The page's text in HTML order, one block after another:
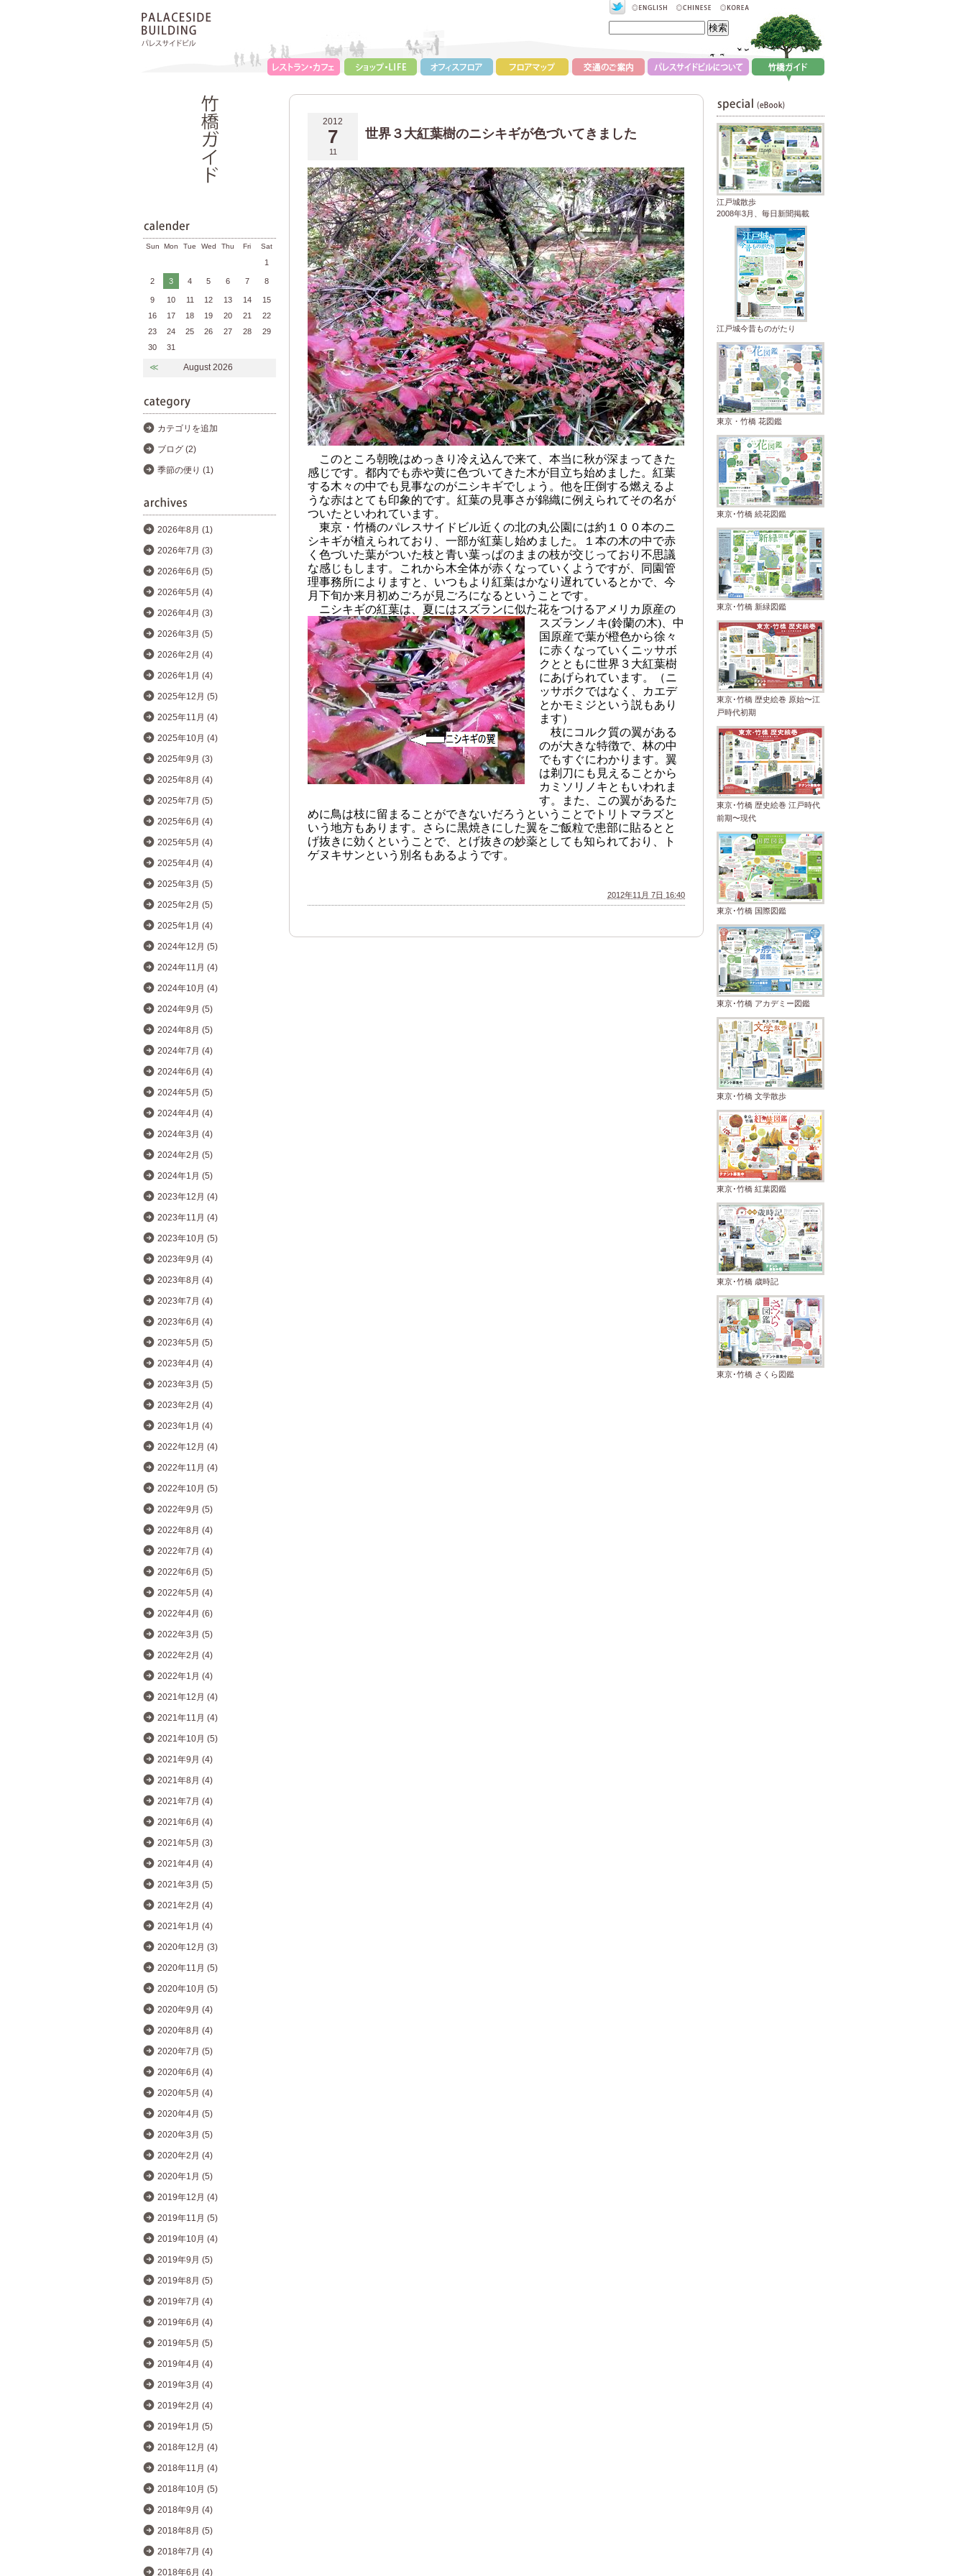
2012
7
11
世界３大紅葉樹のニシキギが色づいてきました
このところ朝晩はめっきり冷え込んで来て、本当に秋が深まってきた
感じです。都内でも赤や黄に色づいてきた木が目立ち始めました。紅葉
する木々の中でも見事なのがニシキギでしょう。他を圧倒する燃えるよ
うな赤はとても印象的です。紅葉の見事さが錦織に例えられてその名が
ついたといわれています。
東京・竹橋のパレスサイドビル近くの北の丸公園には約１００本のニ
シキギが植えられており、一部が紅葉し始めました。１本の木の中で赤
く色づいた葉がついた枝と青い葉っぱのままの枝が交じっており不思議
な感じもします。これから木全体が赤くなっていくようですが、同園管
理事務所によりますと、いつもより紅葉はかなり遅れているとかで、今
月下旬か来月初めごろが見ごろになるということです。
ニシキギの紅葉は、夏にはスズランに似た花をつけるアメリカ原産の
スズランノキ(鈴蘭の木)、中
国原産で葉が橙色から徐々
に赤くなっていくニッサボ
クとともに世界３大紅葉樹
にあげられています。（ニ
ッサボクではなく、カエデ
とかモミジという説もあり
ます）
枝にコルク質の翼がある
のが大きな特徴で、林の中
でもすぐにわかります。翼
は剃刀にも見えることから
カミソリノキともいわれま
す。また、この翼があるた
めに鳥は枝に留まることができないだろうということでトリトマラズと
いう地方もあります。さらに黒焼きにした翼をご飯粒で患部に貼るとと
げ抜きに効くということで、とげ抜きの妙薬としても知られており、ト
ゲヌキサンという別名もあるようです。
2012年11月 7日 16:40
Sun Mon Tue Wed Thu Fri Sat
1
2 3 4 5 6 7 8
9 10 11 12 13 14
15
16
17 18 19 20 21
22
23
24 25 26 27 28
29
30
31
≪ August 2026
カテゴリを追加
ブログ (2)
季節の便り (1)
2026年8月 (1)
2026年7月 (3)
2026年6月 (5)
2026年5月 (4)
2026年4月 (3)
2026年3月 (5)
2026年2月 (4)
2026年1月 (4)
2025年12月 (5)
2025年11月 (4)
2025年10月 (4)
2025年9月 (3)
2025年8月 (4)
2025年7月 (5)
2025年6月 (4)
2025年5月 (4)
2025年4月 (4)
2025年3月 (5)
2025年2月 (5)
2025年1月 (4)
2024年12月 (5)
2024年11月 (4)
2024年10月 (4)
2024年9月 (5)
2024年8月 (5)
2024年7月 (4)
2024年6月 (4)
2024年5月 (5)
2024年4月 (4)
2024年3月 (4)
2024年2月 (5)
2024年1月 (5)
2023年12月 (4)
2023年11月 (4)
2023年10月 (5)
2023年9月 (4)
2023年8月 (4)
2023年7月 (4)
2023年6月 (4)
2023年5月 (5)
2023年4月 (4)
2023年3月 (5)
2023年2月 (4)
2023年1月 (4)
2022年12月 (4)
2022年11月 (4)
2022年10月 (5)
2022年9月 (5)
2022年8月 (4)
2022年7月 (4)
2022年6月 (5)
2022年5月 (4)
2022年4月 (6)
2022年3月 (5)
2022年2月 (4)
2022年1月 (4)
2021年12月 (4)
2021年11月 (4)
2021年10月 (5)
2021年9月 (4)
2021年8月 (4)
2021年7月 (4)
2021年6月 (4)
2021年5月 (3)
2021年4月 (4)
2021年3月 (5)
2021年2月 (4)
2021年1月 (4)
2020年12月 (3)
2020年11月 (5)
2020年10月 (5)
2020年9月 (4)
2020年8月 (4)
2020年7月 (5)
2020年6月 (4)
2020年5月 (4)
2020年4月 (5)
2020年3月 (5)
2020年2月 (4)
2020年1月 (5)
2019年12月 (4)
2019年11月 (5)
2019年10月 (4)
2019年9月 (5)
2019年8月 (5)
2019年7月 (4)
2019年6月 (4)
2019年5月 (5)
2019年4月 (4)
2019年3月 (4)
2019年2月 (4)
2019年1月 (5)
2018年12月 (4)
2018年11月 (4)
2018年10月 (5)
2018年9月 (4)
2018年8月 (5)
2018年7月 (4)
2018年6月 (4)
江戸城散歩
2008年3月、毎日新聞掲載
江戸城今昔ものがたり
東京・竹橋 花図鑑
東京･竹橋 続花図鑑
東京･竹橋 新緑図鑑
東京･竹橋 歴史絵巻 原始〜江
戸時代初期
東京･竹橋 歴史絵巻 江戸時代
前期〜現代
東京･竹橋 国際図鑑
東京･竹橋 アカデミー図鑑
東京･竹橋 文学散歩
東京･竹橋 紅葉図鑑
東京･竹橋 歳時記
東京･竹橋 さくら図鑑